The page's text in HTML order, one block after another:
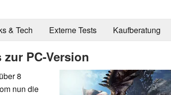
& Tech Externe Tests Kaufberatung
PC-Version
8
nun die